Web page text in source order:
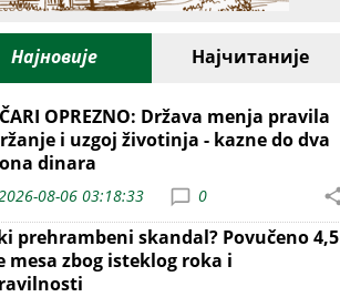
Најновије Најчитаније
OPREZNO: Država menja pravila
i uzgoj životinja - kazne do dva
dinara
08-06 03:18:33 0
prehrambeni skandal? Povučeno 4,5
mesa zbog isteklog roka i